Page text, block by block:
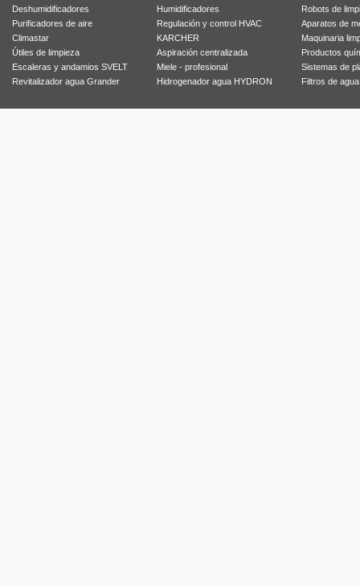
Deshumidificadores
Humidificadores
Robots de
Purificadores de aire
Regulación y control HVAC
Aparatos de
Climastar
KARCHER
Maquinaria
Útiles de limpieza
Aspiración centralizada
Productos
Escaleras y andamios SVELT
Miele - profesional
Sistemas de
Revitalizador agua Grander
Hidrogenador agua HYDRON Filtros de